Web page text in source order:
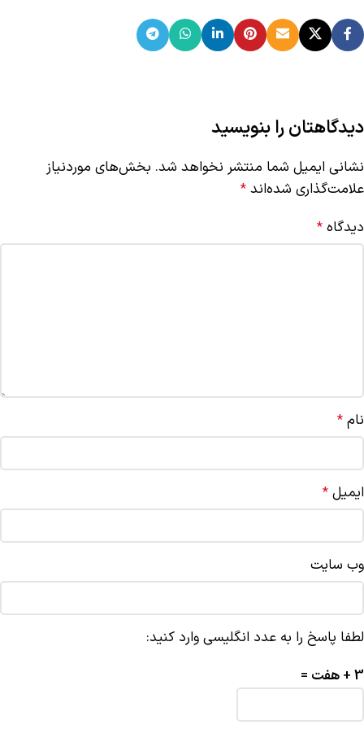
دیدگاهتان را بنویسید
نشانی ایمیل شما منتشر نخواهد شد. بخش‌های موردنیاز
علامت‌گذاری شده‌اند *
دیدگاه *
نام *
ایمیل *
وب‌ سایت
لطفا پاسخ را به عدد انگلیسی وارد کنید:
3 + هفت =